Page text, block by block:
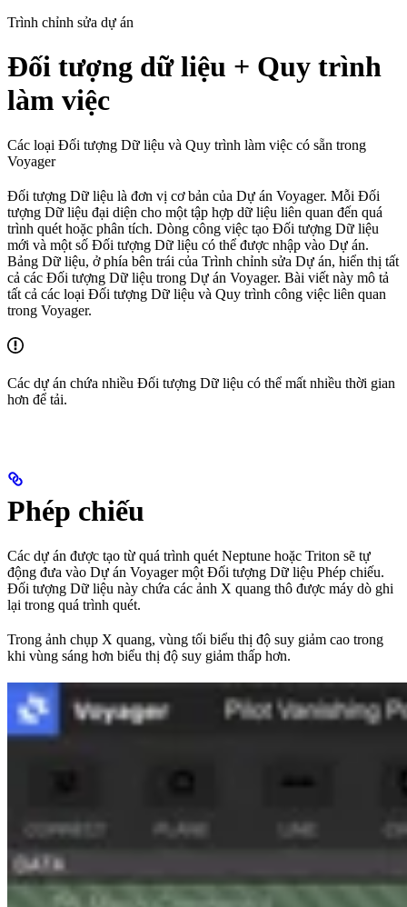
Trình chỉnh sửa dự án
Đối tượng dữ liệu + Quy trình
làm việc
Các loại Đối tượng Dữ liệu và Quy trình làm việc có sẵn trong
Voyager
Đối tượng Dữ liệu là đơn vị cơ bản của Dự án Voyager. Mỗi Đối
tượng Dữ liệu đại diện cho một tập hợp dữ liệu liên quan đến quá
trình quét hoặc phân tích. Dòng công việc tạo Đối tượng Dữ liệu
mới và một số Đối tượng Dữ liệu có thể được nhập vào Dự án.
Bảng Dữ liệu, ở phía bên trái của Trình chỉnh sửa Dự án, hiển thị tất
cả các Đối tượng Dữ liệu trong Dự án Voyager. Bài viết này mô tả
tất cả các loại Đối tượng Dữ liệu và Quy trình công việc liên quan
trong Voyager.
Các dự án chứa nhiều Đối tượng Dữ liệu có thể mất nhiều thời gian
hơn để tải.
Phép chiếu
Các dự án được tạo từ quá trình quét Neptune hoặc Triton sẽ tự
động đưa vào Dự án Voyager một Đối tượng Dữ liệu Phép chiếu.
Đối tượng Dữ liệu này chứa các ảnh X quang thô được máy dò ghi
lại trong quá trình quét.
Trong ảnh chụp X quang, vùng tối biểu thị độ suy giảm cao trong
khi vùng sáng hơn biểu thị độ suy giảm thấp hơn.